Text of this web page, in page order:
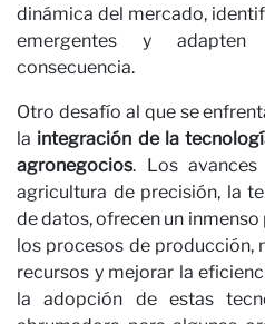
dinámica del mercado,
emergentes y
consecuencia.
Otro desafío al que se
la integración de la
agronegocios. Los
agricultura de precisión, la
de datos, ofrecen un
los procesos de producción,
recursos y mejorar la
la adopción de estas